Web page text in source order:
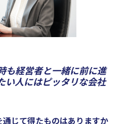
も経営者と一緒に前に進
い人にはピッタリな会社
じて得たものはありますか